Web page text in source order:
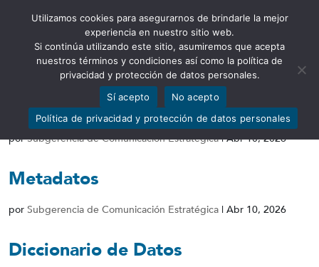
Abrir barra de herramientas
Conjunto de Datos
porSubgerencia de Comunicación Estratégica|Abr 10, 2026
Metadatos
por Subgerencia de Comunicación Estratégica | Abr 10, 2026
Diccionario de Datos
Utilizamos cookies para asegurarnos de brindarle la mejor
experiencia en nuestro sitio web.
Si continúa utilizando este sitio, asumiremos que acepta
nuestros términos y condiciones así como la política de
privacidad y protección de datos personales.
Sí acepto
No acepto
Política de privacidad y protección de datos personales